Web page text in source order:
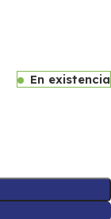
En existencia